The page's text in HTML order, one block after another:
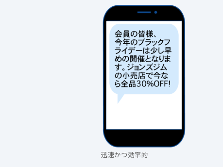
迅速かつ効率的